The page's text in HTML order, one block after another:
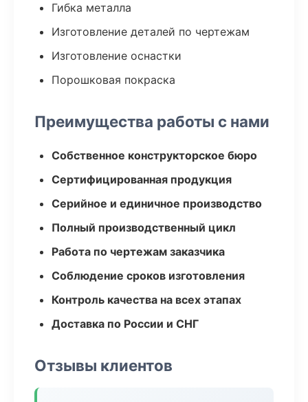
Гибка металла
Изготовление деталей по чертежам
Изготовление оснастки
Порошковая покраска
Преимущества работы с нами
Собственное конструкторское бюро
Сертифицированная продукция
Серийное и единичное производство
Полный производственный цикл
Работа по чертежам заказчика
Соблюдение сроков изготовления
Контроль качества на всех этапах
Доставка по России и СНГ
Отзывы клиентов